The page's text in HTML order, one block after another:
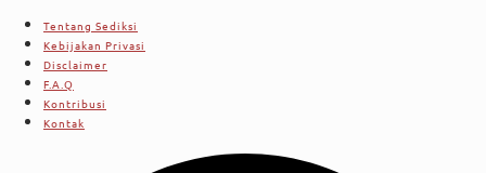
Tentang Sediksi
Kebijakan Privasi
Disclaimer
F.A.Q
Kontribusi
Kontak